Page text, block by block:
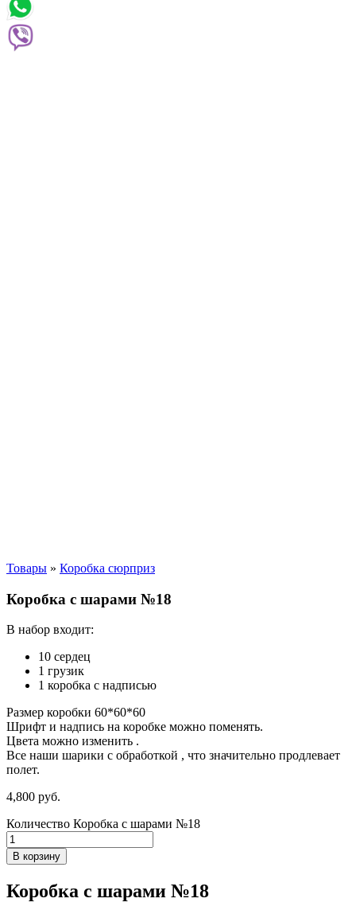
Товары » Коробка сюрприз
Коробка с шарами №18
В набор входит:
10 сердец
1 грузик
1 коробка с надписью
Размер коробки 60*60*60
Шрифт и надпись на коробке можно поменять.
Цвета можно изменить .
Все наши шарики с обработкой , что значительно продлевает
полет.
4,800 руб.
Количество Коробка с шарами №18
В корзину
Коробка с шарами №18